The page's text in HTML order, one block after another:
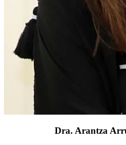
Dra. Arantza